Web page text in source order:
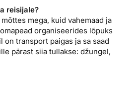
reisijale?
mega, kuid vahemaad ja
organiseerides lõpuks
on transport paigas ja sa saad
pärast siia tullakse: džungel,